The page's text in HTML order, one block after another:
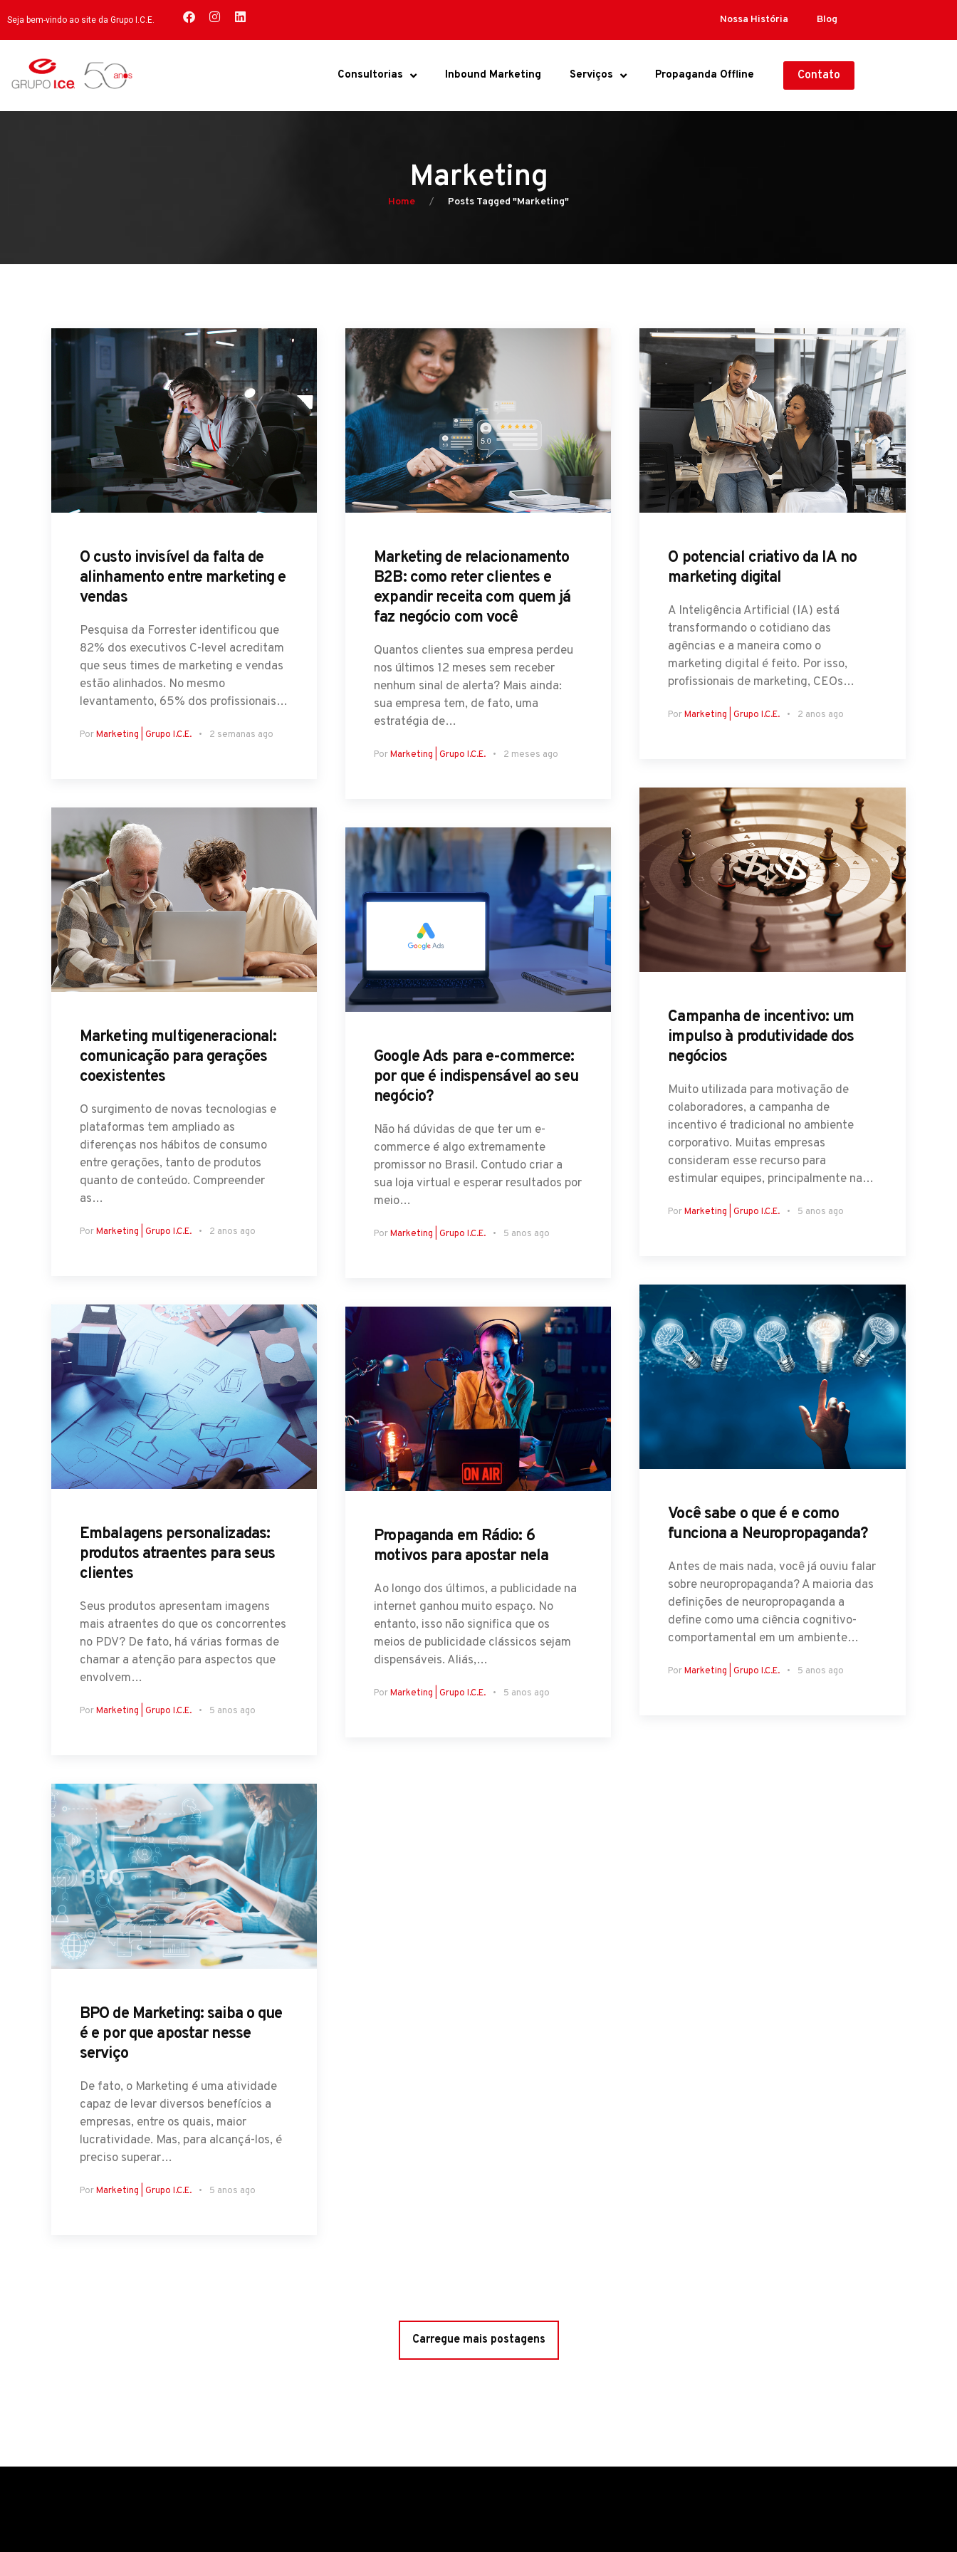
Seja bem-vindo ao site da Grupo I.C.E. Nossa História Blog
Consultorias Inbound Marketing Serviços Propaganda Offline Contato
Marketing
Home Posts Tagged "Marketing"
O custo invisível da falta de
alinhamento entre marketing e
vendas
Pesquisa da Forrester identificou que
82% dos executivos C-level acreditam
que seus times de marketing e vendas
estão alinhados. No mesmo
levantamento, 65% dos profissionais…
PorMarketing | Grupo I.C.E. 2 semanas ago
Marketing de relacionamento
B2B: como reter clientes e
expandir receita com quem já
faz negócio com você
Quantos clientes sua empresa perdeu
nos últimos 12 meses sem receber
nenhum sinal de alerta? Mais ainda:
sua empresa tem, de fato, uma
estratégia de…
PorMarketing | Grupo I.C.E. 2 meses ago
O potencial criativo da IA no
marketing digital
A Inteligência Artificial (IA) está
transformando o cotidiano das
agências e a maneira como o
marketing digital é feito. Por isso,
profissionais de marketing, CEOs…
PorMarketing | Grupo I.C.E. 2 anos ago
Marketing multigeneracional:
comunicação para gerações
coexistentes
O surgimento de novas tecnologias e
plataformas tem ampliado as
diferenças nos hábitos de consumo
entre gerações, tanto de produtos
quanto de conteúdo. Compreender
as…
PorMarketing | Grupo I.C.E. 2 anos ago
Google Ads para e-commerce:
por que é indispensável ao seu
negócio?
Não há dúvidas de que ter um e-
commerce é algo extremamente
promissor no Brasil. Contudo criar a
sua loja virtual e esperar resultados por
meio…
PorMarketing | Grupo I.C.E. 5 anos ago
Campanha de incentivo: um
impulso à produtividade dos
negócios
Muito utilizada para motivação de
colaboradores, a campanha de
incentivo é tradicional no ambiente
corporativo. Muitas empresas
consideram esse recurso para
estimular equipes, principalmente na…
PorMarketing | Grupo I.C.E. 5 anos ago
Embalagens personalizadas:
produtos atraentes para seus
clientes
Seus produtos apresentam imagens
mais atraentes do que os concorrentes
no PDV? De fato, há várias formas de
chamar a atenção para aspectos que
envolvem…
PorMarketing | Grupo I.C.E. 5 anos ago
Propaganda em Rádio: 6
motivos para apostar nela
Ao longo dos últimos, a publicidade na
internet ganhou muito espaço. No
entanto, isso não significa que os
meios de publicidade clássicos sejam
dispensáveis. Aliás,…
PorMarketing | Grupo I.C.E. 5 anos ago
Você sabe o que é e como
funciona a Neuropropaganda?
Antes de mais nada, você já ouviu falar
sobre neuropropaganda? A maioria das
definições de neuropropaganda a
define como uma ciência cognitivo-
comportamental em um ambiente…
PorMarketing | Grupo I.C.E. 5 anos ago
BPO de Marketing: saiba o que
é e por que apostar nesse
serviço
De fato, o Marketing é uma atividade
capaz de levar diversos benefícios a
empresas, entre os quais, maior
lucratividade. Mas, para alcançá-los, é
preciso superar…
PorMarketing | Grupo I.C.E. 5 anos ago
Carregue mais postagens